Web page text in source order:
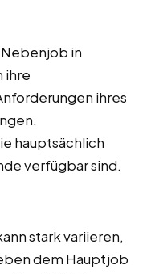
in
ihre
ihres
hauptsächlich
verfügbar sind.
stark variieren,
dem Hauptjob